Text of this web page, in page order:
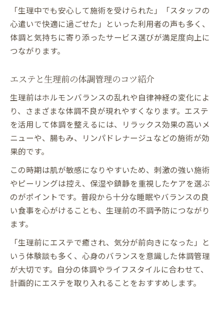
「生理中でも安心して施術を受けられた」「スタッフの
心遣いで快適に過ごせた」といった利用者の声も多く、
体調と気持ちに寄り添ったサービス選びが満足度向上に
つながります。
エステと生理前の体調管理のコツ紹介
生理前はホルモンバランスの乱れや自律神経の変化によ
り、さまざまな体調不良が現れやすくなります。エステ
を活用して体調を整えるには、リラックス効果の高いメ
ニューや、腸もみ、リンパドレナージュなどの施術が効
果的です。
この時期は肌が敏感になりやすいため、刺激の強い施術
やピーリングは控え、保湿や鎮静を重視したケアを選ぶ
のがポイントです。普段から十分な睡眠やバランスの良
い食事を心がけることも、生理前の不調予防につながり
ます。
「生理前にエステで癒され、気分が前向きになった」と
いう体験談も多く、心身のバランスを意識した体調管理
が大切です。自分の体調やライフスタイルに合わせて、
計画的にエステを取り入れることをおすすめします。